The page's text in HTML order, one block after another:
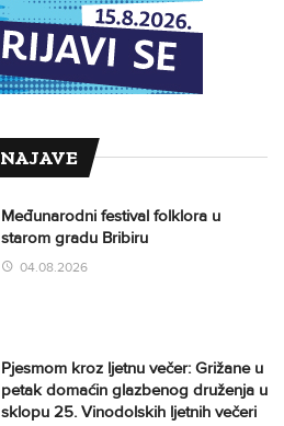
NAJAVE
Međunarodni festival folklora u
starom gradu Bribiru
04.08.2026
Pjesmom kroz ljetnu večer: Grižane u
petak domaćin glazbenog druženja u
sklopu 25. Vinodolskih ljetnih večeri